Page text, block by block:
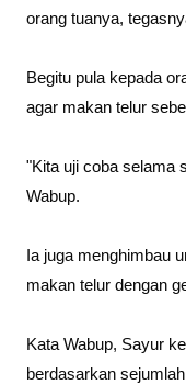
orang tuanya,
Begitu pula kepada
agar makan telur
"Kita uji coba selama
Wabup.
Ia juga menghimbau
makan telur dengan
Kata Wabup, Sayur
berdasarkan